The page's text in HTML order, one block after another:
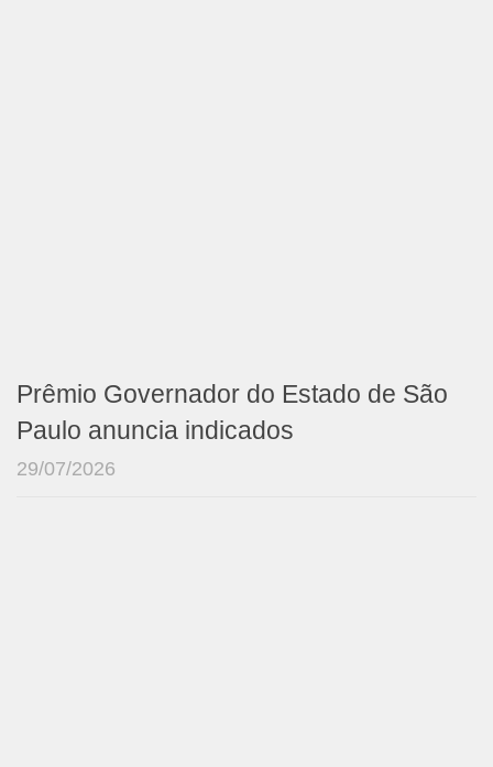
Prêmio Governador do Estado de São
Paulo anuncia indicados
29/07/2026